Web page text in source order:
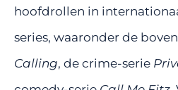
hoofdrollen in
series, waaronder de
Calling, de crime-serie